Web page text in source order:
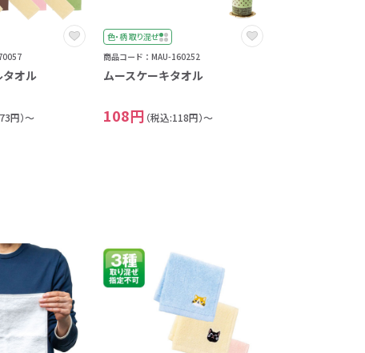
タオル
円）～
色・柄 取り混ぜ
商品コード：MAU-160252
ムースケーキタオル
108円 （税込:118円）～